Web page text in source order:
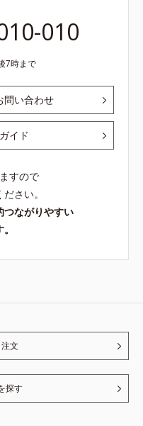
010
7時まで
問い合わせ
イド
すので
さい。
つながりやすい
文
探す